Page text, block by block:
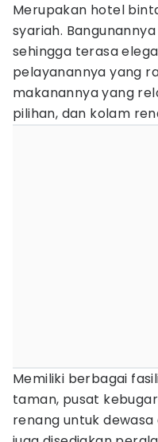
Merupakan hotel
syariah.
sehingga terasa
pelayanannya yang
makanannya yang
pilihan, dan kolam
Memiliki berbagai
taman, pusat
renang untuk dewasa